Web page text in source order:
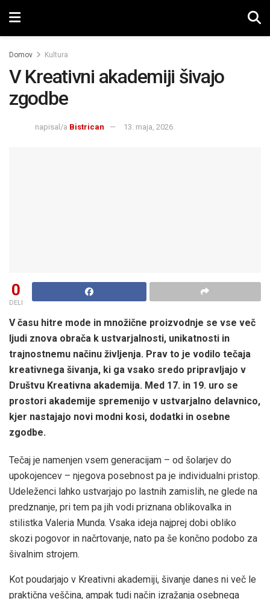
Domov Kultura
V Kreativni akademiji šivajo
zgodbe
napisal/a Bistrican 13. maja, 2026
0
DELI
V času hitre mode in množične proizvodnje se vse več
ljudi znova obrača k ustvarjalnosti, unikatnosti in
trajnostnemu načinu življenja. Prav to je vodilo tečaja
kreativnega šivanja, ki ga vsako sredo pripravljajo v
Društvu Kreativna akademija. Med 17. in 19. uro se
prostori akademije spremenijo v ustvarjalno delavnico,
kjer nastajajo novi modni kosi, dodatki in osebne
zgodbe.
Tečaj je namenjen vsem generacijam – od šolarjev do
upokojencev – njegova posebnost pa je individualni pristop.
Udeleženci lahko ustvarjajo po lastnih zamislih, ne glede na
predznanje, pri tem pa jih vodi priznana oblikovalka in
stilistka Valeria Munda. Vsaka ideja najprej dobi obliko
skozi pogovor in načrtovanje, nato pa še končno podobo za
šivalnim strojem.
Kot poudarjajo v Kreativni akademiji, šivanje danes ni več le
praktična veščina, ampak tudi način izražanja osebnega